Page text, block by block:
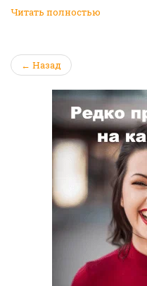
Читать полностью
← Назад